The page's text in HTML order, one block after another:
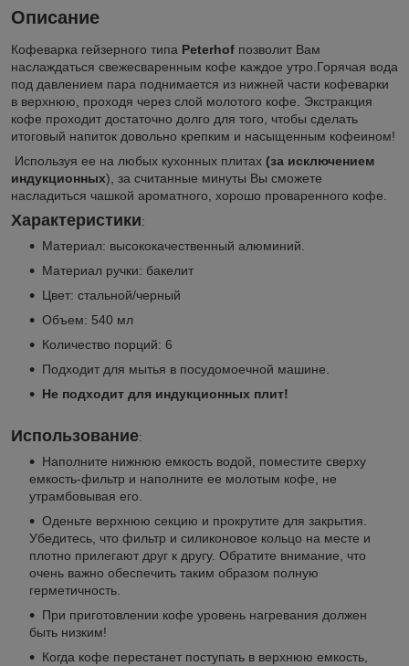
Описание
Кофеварка гейзерного типа Peterhof позволит Вам
наслаждаться свежесваренным кофе каждое утро.Горячая вода
под давлением пара поднимается из нижней части кофеварки
в верхнюю, проходя через слой молотого кофе. Экстракция
кофе проходит достаточно долго для того, чтобы сделать
итоговый напиток довольно крепким и насыщенным кофеином!
Используя ее на любых кухонных плитах (за исключением
индукционных), за считанные минуты Вы сможете
насладиться чашкой ароматного, хорошо проваренного кофе.
Характеристики:
Материал: высококачественный алюминий.
Материал ручки: бакелит
Цвет: стальной/черный
Объем: 540 мл
Количество порций: 6
Подходит для мытья в посудомоечной машине.
Не подходит для индукционных плит!
Использование:
Наполните нижнюю емкость водой, поместите сверху
емкость-фильтр и наполните ее молотым кофе, не
утрамбовывая его.
Оденьте верхнюю секцию и прокрутите для закрытия.
Убедитесь, что фильтр и силиконовое кольцо на месте и
плотно прилегают друг к другу. Обратите внимание, что
очень важно обеспечить таким образом полную
герметичность.
При приготовлении кофе уровень нагревания должен
быть низким!
Когда кофе перестанет поступать в верхнюю емкость,